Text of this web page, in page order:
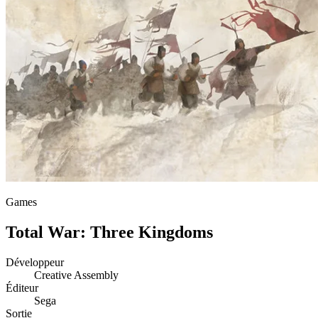
Games
Total War: Three Kingdoms
Développeur
Creative Assembly
Éditeur
Sega
Sortie